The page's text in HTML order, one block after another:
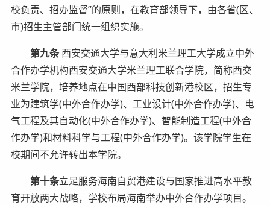
校负责、招办监督”的原则，在教育部领导下，由各省(区、
市)招生主管部门统一组织实施。
第九条西安交通大学与意大利米兰理工大学成立中外
合作办学机构西安交通大学米兰理工联合学院，简称西交
米兰学院，培养地点在中国西部科技创新港校区，招生专
业为建筑学(中外合作办学)、工业设计(中外合作办学)、电
气工程及其自动化(中外合作办学)、智能制造工程(中外合
作办学)和材料科学与工程(中外合作办学)。该学院学生在
校期间不允许转出本学院。
第十条立足服务海南自贸港建设与国家推进高水平教
育开放两大战略，学校布局海南举办中外合作办学项目。